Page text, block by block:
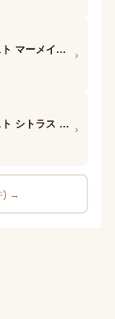
ジルスチュアート エブリシングミスト マーメイド ホワイトフローラル ›
ジルスチュアート エブリシングミスト シトラス ホワイトフローラル ›
) →